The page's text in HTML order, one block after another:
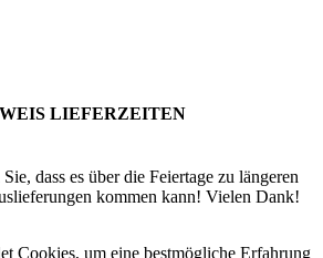
LIEFERZEITEN
dass es über die Feiertage zu längeren
kommen kann! Vielen Dank!
Cookies, um eine bestmögliche Erfahrung